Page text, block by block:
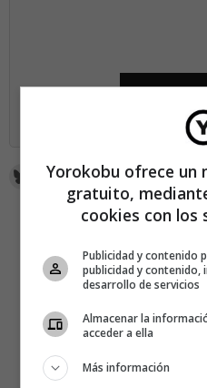
Yorokobu ofrece un
gratuito,
cookies con los
Publicidad y contenido
publicidad y contenido,
desarrollo de servicios
Almacenar la
acceder a ella
Más información